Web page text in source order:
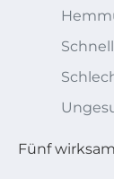
Fünf